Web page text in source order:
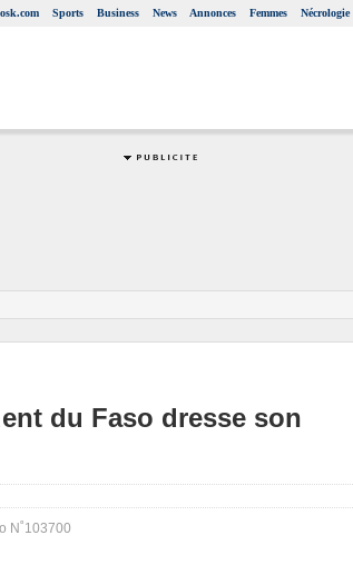
Sports Business News Annonces Femmes Nécrologie
du Faso dresse son
N˚103700